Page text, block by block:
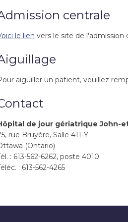
centrale
le lien vers le site de l'admission
aiguiller un patient, veuillez
de jour gériatrique John-
rue Bruyère, Salle 411-Y
(Ontario)
: 613-562-6262, poste 4010
: 613-562-4265